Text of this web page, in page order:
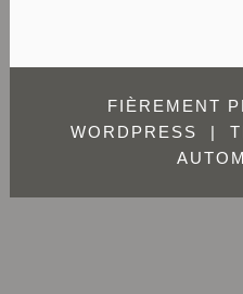
FIÈREMENT
WORDPRESS
|